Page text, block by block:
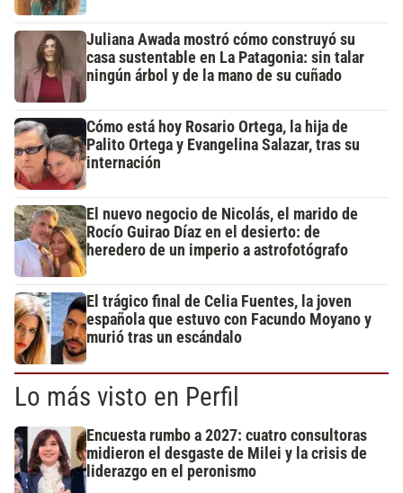
Juliana Awada mostró cómo construyó su
casa sustentable en La Patagonia: sin talar
ningún árbol y de la mano de su cuñado
Cómo está hoy Rosario Ortega, la hija de
Palito Ortega y Evangelina Salazar, tras su
internación
El nuevo negocio de Nicolás, el marido de
Rocío Guirao Díaz en el desierto: de
heredero de un imperio a astrofotógrafo
El trágico final de Celia Fuentes, la joven
española que estuvo con Facundo Moyano y
murió tras un escándalo
Lo más visto en Perfil
Encuesta rumbo a 2027: cuatro consultoras
midieron el desgaste de Milei y la crisis de
liderazgo en el peronismo